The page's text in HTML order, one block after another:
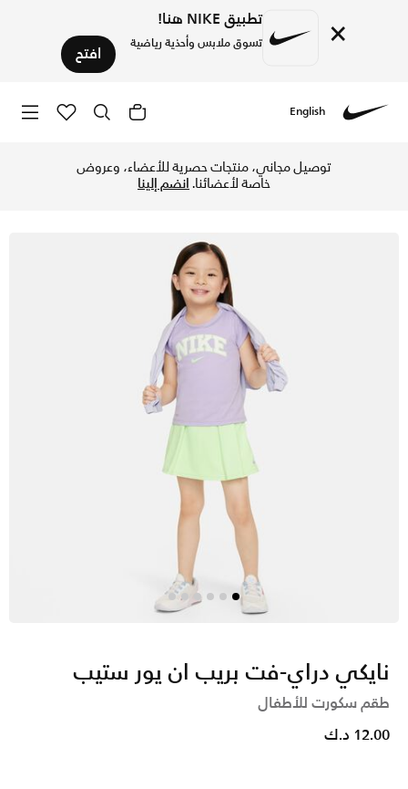
× تطبيق NIKE هنا!
تسوق ملابس وأحذية رياضية افتح
English
توصيل مجاني، منتجات حصرية للأعضاء، وعروض
خاصة لأعضائنا.انضم إلينا
نايكي دراي-فت بريب ان يور ستيب
طقم سكورت للأطفال
12.00 د.ك